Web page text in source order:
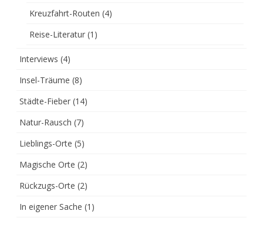
Kreuzfahrt-Routen (4)
Reise-Literatur (1)
Interviews (4)
Insel-Träume (8)
Städte-Fieber (14)
Natur-Rausch (7)
Lieblings-Orte (5)
Magische Orte (2)
Rückzugs-Orte (2)
In eigener Sache (1)